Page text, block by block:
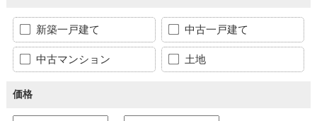
新築一戸建て 中古一戸建て
中古マンション 土地
価格